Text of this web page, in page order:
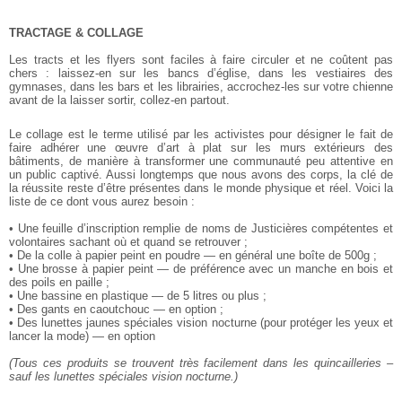
TRACTAGE & COLLAGE
Les tracts et les flyers sont faciles à faire circuler et ne coûtent pas
chers : laissez-en sur les bancs d’église, dans les vestiaires des
gymnases, dans les bars et les librairies, accrochez-les sur votre chienne
avant de la laisser sortir, collez-en partout.
Le collage est le terme utilisé par les activistes pour désigner le fait de
faire adhérer une œuvre d’art à plat sur les murs extérieurs des
bâtiments, de manière à transformer une communauté peu attentive en
un public captivé. Aussi longtemps que nous avons des corps, la clé de
la réussite reste d’être présentes dans le monde physique et réel. Voici la
liste de ce dont vous aurez besoin :
• Une feuille d’inscription remplie de noms de Justicières compétentes et
volontaires sachant où et quand se retrouver ;
• De la colle à papier peint en poudre — en général une boîte de 500g ;
• Une brosse à papier peint — de préférence avec un manche en bois et
des poils en paille ;
• Une bassine en plastique — de 5 litres ou plus ;
• Des gants en caoutchouc — en option ;
• Des lunettes jaunes spéciales vision nocturne (pour protéger les yeux et
lancer la mode) — en option
(Tous ces produits se trouvent très facilement dans les quincailleries –
sauf les lunettes spéciales vision nocturne.)